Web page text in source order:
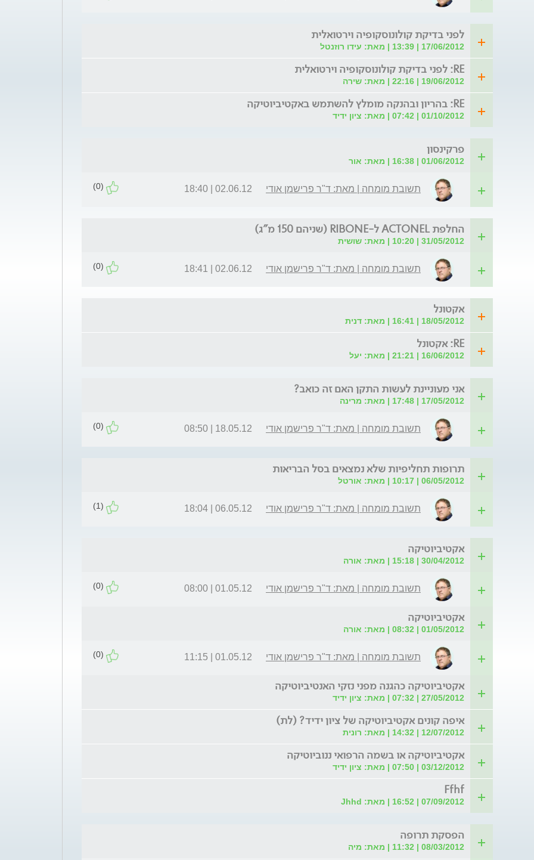
לפני בדיקת קולונוסקופיה וירטואלית
17/06/2012 | 13:39 | מאת: עידו רוזנטל
RE: לפני בדיקת קולונוסקופיה וירטואלית
19/06/2012 | 22:16 | מאת: שירה
RE: בהריון ובהנקה מומלץ להשתמש באקטיביוטיקה
01/10/2012 | 07:42 | מאת: ציון ידיד
פרקינסון
01/06/2012 | 16:38 | מאת: אור
תשובת מומחה | מאת: ד"ר פרישמן אודי 02.06.12 | 18:40
(0)
החלפת ACTONEL ל-RIBONE (שניהם 150 מ"ג)
31/05/2012 | 10:20 | מאת: שושית
תשובת מומחה | מאת: ד"ר פרישמן אודי 02.06.12 | 18:41
(0)
אקטונל
18/05/2012 | 16:41 | מאת: דנית
RE: אקטונל
16/06/2012 | 21:21 | מאת: יעל
אני מעוניינת לעשות התקן האם זה כואב?
17/05/2012 | 17:48 | מאת: מרינה
תשובת מומחה | מאת: ד"ר פרישמן אודי 18.05.12 | 08:50
(0)
תרופות תחליפיות שלא נמצאים בסל הבריאות
06/05/2012 | 10:17 | מאת: אורטל
תשובת מומחה | מאת: ד"ר פרישמן אודי 06.05.12 | 18:04
(1)
אקטיביוטיקה
30/04/2012 | 15:18 | מאת: אורה
תשובת מומחה | מאת: ד"ר פרישמן אודי 01.05.12 | 08:00
(0)
אקטיביוטיקה
01/05/2012 | 08:32 | מאת: אורה
תשובת מומחה | מאת: ד"ר פרישמן אודי 01.05.12 | 11:15
(0)
אקטיביוטיקה כהגנה מפני נזקי האנטיביוטיקה
27/05/2012 | 07:32 | מאת: ציון ידיד
איפה קונים אקטיביוטיקה של ציון ידיד? (לת)
12/07/2012 | 14:32 | מאת: רונית
אקטיביוטיקה או בשמה הרפואי ננוביוטיקה
03/12/2012 | 07:50 | מאת: ציון ידיד
Ffhf
07/09/2012 | 16:52 | מאת: Jhhd
הפסקת תרופה
08/03/2012 | 11:32 | מאת: מיה